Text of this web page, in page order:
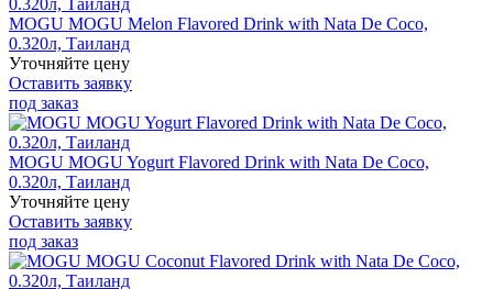
MOGU MOGU Melon Flavored Drink with Nata De Coco,
0.320л, Таиланд
Уточняйте цену
Оставить заявку
под заказ
MOGU MOGU Yogurt Flavored Drink with Nata De Coco,
0.320л, Таиланд
Уточняйте цену
Оставить заявку
под заказ